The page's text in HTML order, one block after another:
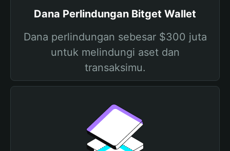
Dana Perlindungan Bitget Wallet
Dana perlindungan sebesar $300 juta
untuk melindungi aset dan
transaksimu.